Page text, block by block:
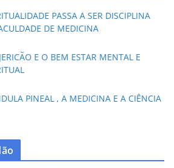
PASSA A SER DISCIPLINA
DE MEDICINA
E O BEM ESTAR MENTAL E
PINEAL , A MEDICINA E A CIÊNCIA